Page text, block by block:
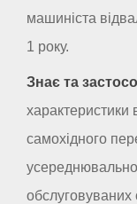
машиніста
1 року.
Знає та
характеристики
самохідного
обслуговуваних